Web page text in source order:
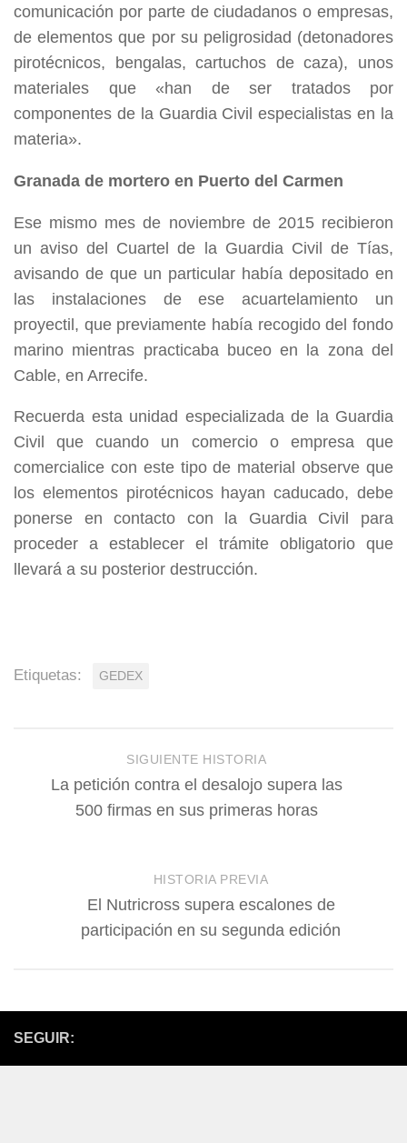
comunicación por parte de ciudadanos o empresas,
de elementos que por su peligrosidad (detonadores
pirotécnicos, bengalas, cartuchos de caza), unos
materiales que «han de ser tratados por
componentes de la Guardia Civil especialistas en la
materia».
Granada de mortero en Puerto del Carmen
Ese mismo mes de noviembre de 2015 recibieron
un aviso del Cuartel de la Guardia Civil de Tías,
avisando de que un particular había depositado en
las instalaciones de ese acuartelamiento un
proyectil, que previamente había recogido del fondo
marino mientras practicaba buceo en la zona del
Cable, en Arrecife.
Recuerda esta unidad especializada de la Guardia
Civil que cuando un comercio o empresa que
comercialice con este tipo de material observe que
los elementos pirotécnicos hayan caducado, debe
ponerse en contacto con la Guardia Civil para
proceder a establecer el trámite obligatorio que
llevará a su posterior destrucción.
Etiquetas: GEDEX
SIGUIENTE HISTORIA
La petición contra el desalojo supera las
500 firmas en sus primeras horas
HISTORIA PREVIA
El Nutricross supera escalones de
participación en su segunda edición
SEGUIR: